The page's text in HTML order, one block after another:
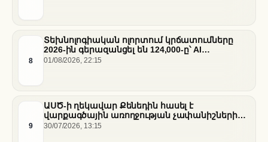
8
Տեխնոլոգիական ոլորտում կրճատումները
2026-ին գերազանցել են 124,000-ը՝ AI
ենթակառուցվածքների վերաբաշխման ֆոնին
01/08/2026, 22:15
9
ԱՍԾ-ի ղեկավար Քենեդին հասել է
վարքագծային առողջության չափանիշների
բարելավման շուրջ ազգային
30/07/2026, 13:15